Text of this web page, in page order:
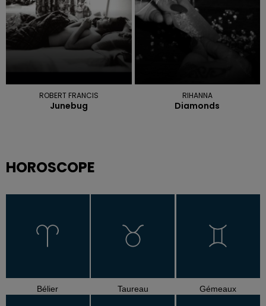
ROBERT FRANCIS
Junebug
RIHANNA
Diamonds
HOROSCOPE
Bélier Taureau Gémeaux